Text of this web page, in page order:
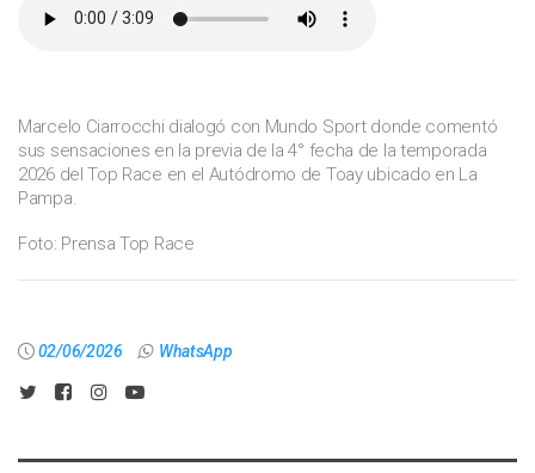
Marcelo Ciarrocchi dialogó con Mundo Sport donde comentó
sus sensaciones en la previa de la 4° fecha de la temporada
2026 del Top Race en el Autódromo de Toay ubicado en La
Pampa.
Foto: Prensa Top Race
02/06/2026 WhatsApp